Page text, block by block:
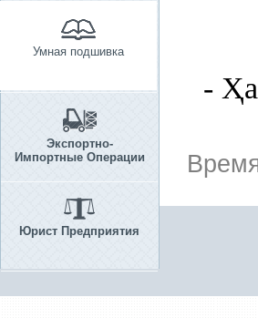
Умная подшивка
Экспортно-
Импортные Операции
Юрист Предприятия
- Ҳа